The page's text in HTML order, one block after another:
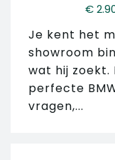
€
Je kent het
showroom
wat hij zoekt.
perfecte
vragen,...